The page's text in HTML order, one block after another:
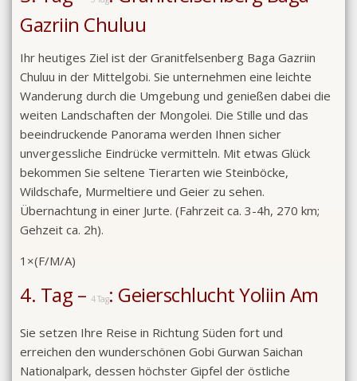
Gazriin Chuluu
Ihr heutiges Ziel ist der Granitfelsenberg Baga Gazriin
Chuluu in der Mittelgobi. Sie unternehmen eine leichte
Wanderung durch die Umgebung und genießen dabei die
weiten Landschaften der Mongolei. Die Stille und das
beeindruckende Panorama werden Ihnen sicher
unvergessliche Eindrücke vermitteln. Mit etwas Glück
bekommen Sie seltene Tierarten wie Steinböcke,
Wildschafe, Murmeltiere und Geier zu sehen.
Übernachtung in einer Jurte. (Fahrzeit ca. 3-4h, 270 km;
Gehzeit ca. 2h).
1×(F/M/A)
4. Tag – 4 Tag: Geierschlucht Yoliin Am
Sie setzen Ihre Reise in Richtung Süden fort und
erreichen den wunderschönen Gobi Gurwan Saichan
Nationalpark, dessen höchster Gipfel der östliche